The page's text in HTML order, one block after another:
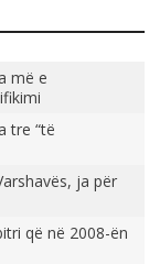
më e
tre “të
ja për
që në 2008-ën